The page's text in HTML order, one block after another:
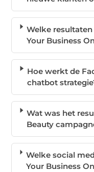
Welke
Your Business
Hoe werkt de
chatbot
Wat was het
Beauty
Welke social
Your Business